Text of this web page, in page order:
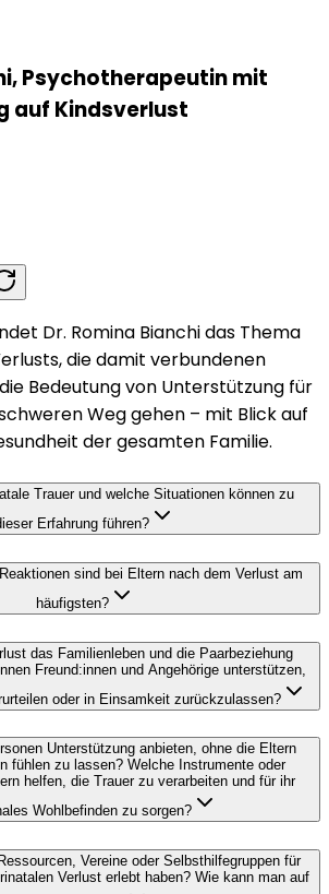
Psychotherapeutin mit
auf Kindsverlust
Dr. Romina Bianchi das Thema
die damit verbundenen
Bedeutung von Unterstützung für
Weg gehen – mit Blick auf
der gesamten Familie.
Trauer und welche Situationen können zu
Erfahrung führen?
sind bei Eltern nach dem Verlust am
häufigsten?
das Familienleben und die Paarbeziehung
Freund:innen und Angehörige unterstützen,
oder in Einsamkeit zurückzulassen?
Unterstützung anbieten, ohne die Eltern
fühlen zu lassen? Welche Instrumente oder
helfen, die Trauer zu verarbeiten und für ihr
Wohlbefinden zu sorgen?
Vereine oder Selbsthilfegruppen für
Verlust erlebt haben? Wie kann man auf